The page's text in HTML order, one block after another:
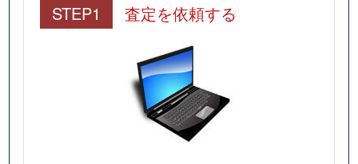
STEP1 査定を依頼する